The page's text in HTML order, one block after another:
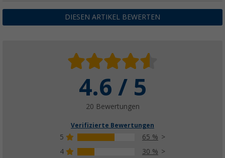
DIESEN ARTIKEL BEWERTEN
4.6 / 5
20 Bewertungen
Verifizierte Bewertungen
5
65 %
4
30 %